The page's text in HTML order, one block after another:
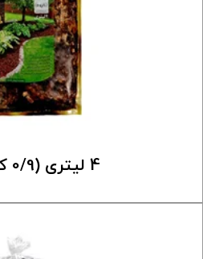
4 لیتری (0/9 کیلوگرم)